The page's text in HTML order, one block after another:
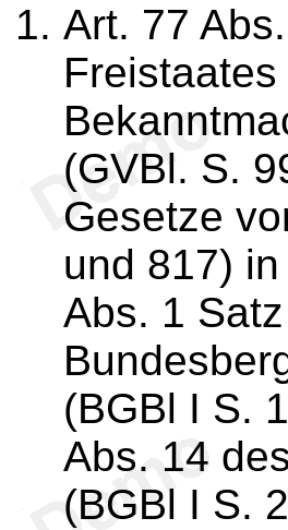
Art. 77
(GVBl. S.
Gesetze
und 817)
Abs. 1
(BGBl I S.
Abs. 14
(BGBl I S.